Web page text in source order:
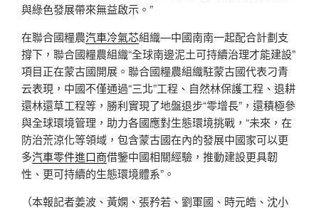
與綠色發展帶來無益啟示。”
在聯合國糧農汽車冷氣芯組織—中國南南一起配合計劃支
撐下，聯合國糧農組織“全球南邊泥土可持續治理才能建設”
項目正在蒙古國開展。聯合國糧農組織駐蒙古國代表刁青
云表現，中國不僅通過“三北”工程、自然林保護工程、退耕
還林還草工程等，勝利實現了地盤退步“零增長”，還積極參
與全球環境管理，助力各國應對生態環境挑戰，“未來，在
防治荒涼化等領域，包含蒙古國在內的發展中國家可以更
多汽車零件進口商借鑒中國相關經驗，推動建設更具韌
性、更可持續的生態環境體系”。
（本報記者姜波、黃嫻、張矜若、劉軍國、時元皓、沈小